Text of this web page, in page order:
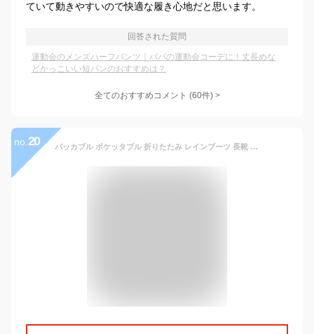
ていて動きやすいので快適な履き心地だと思います。
回答された質問
運動会のメンズハーフパンツ｜パパの運動会コーデに！丈長めな
どかっこいい短パンのおすすめは？
全てのおすすめコメント (60件) >
no. 20 パッカブル ポケッタブル 折りたたみ レインブーツ 長靴 レディース メンズ 男 女 キャンプ フェス 釣り 雪 台風 ポータブル hnfu5501